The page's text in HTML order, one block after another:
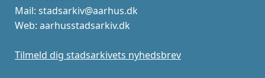
Mail: stadsarkiv@aarhus.dk
Web: aarhusstadsarkiv.dk
Tilmeld dig stadsarkivets nyhedsbrev